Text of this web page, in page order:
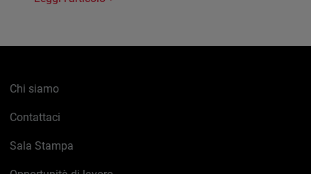
Chi siamo
Contattaci
Sala Stampa